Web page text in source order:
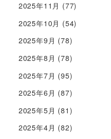
2025年11月 (77)
2025年10月 (54)
2025年9月 (78)
2025年8月 (78)
2025年7月 (95)
2025年6月 (87)
2025年5月 (81)
2025年4月 (82)